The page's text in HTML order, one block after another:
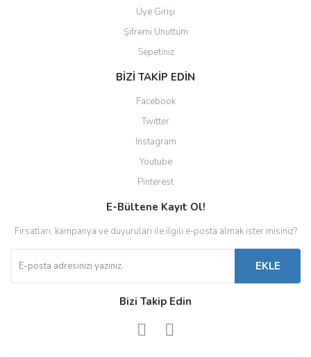
Üye Girişi
Şifremi Unuttum
Sepetiniz
BİZİ TAKİP EDİN
Facebook
Twitter
Instagram
Youtube
Pinterest
E-Bültene Kayıt Ol!
Fırsatları, kampanya ve duyuruları ile ilgili e-posta almak ister misiniz?
EKLE
Bizi Takip Edin